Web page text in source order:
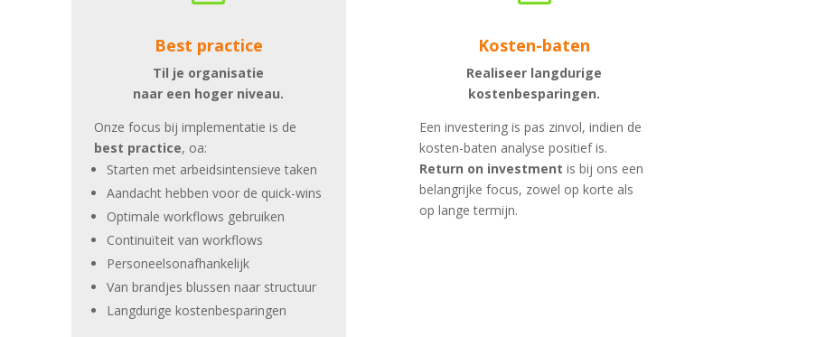
Best practice
Til je organisatie
naar een hoger niveau.
Onze focus bij implementatie is de
best practice, oa:
Starten met arbeidsintensieve taken
Aandacht hebben voor de quick-wins
Optimale workflows gebruiken
Continuïteit van workflows
Personeelsonafhankelijk
Van brandjes blussen naar structuur
Langdurige kostenbesparingen
Kosten-baten
Realiseer langdurige
kostenbesparingen.
Een investering is pas zinvol, indien de
kosten-baten analyse positief is.
Return on investment is bij ons een
belangrijke focus, zowel op korte als
op lange termijn.